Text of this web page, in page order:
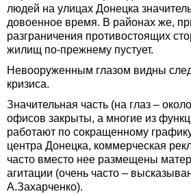
людей на улицах Донецка
довоенное время. В районах же,
разграничения противостоящих
жилищ по-прежнему пустует.
Невооруженным глазом видны
кризиса.
Значительная часть (на глаз –
офисов закрыты, а многие из
работают по сокращенному
центра Донецка, коммерческая
часто вместо нее размещены
агитации (очень часто –
А.Захарченко).